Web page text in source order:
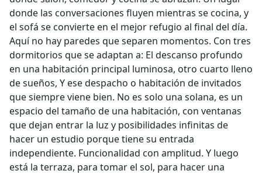
donde las conversaciones fluyen mientras se cocina, y
el sofá se convierte en el mejor refugio al final del día.
Aquí no hay paredes que separen momentos. Con tres
dormitorios que se adaptan a: El descanso profundo
en una habitación principal luminosa, otro cuarto lleno
de sueños, Y ese despacho o habitación de invitados
que siempre viene bien. No es solo una solana, es un
espacio del tamaño de una habitación, con ventanas
que dejan entrar la luz y posibilidades infinitas de
hacer un estudio porque tiene su entrada
independiente. Funcionalidad con amplitud. Y luego
está la terraza, para tomar el sol, para hacer una